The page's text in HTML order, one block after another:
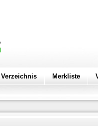
Verzeichnis Merkliste